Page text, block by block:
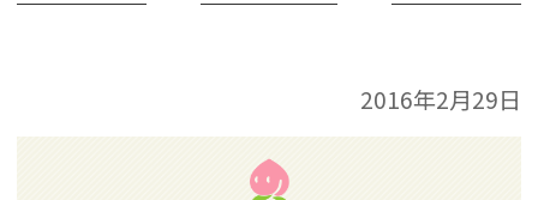
2016年2月29日